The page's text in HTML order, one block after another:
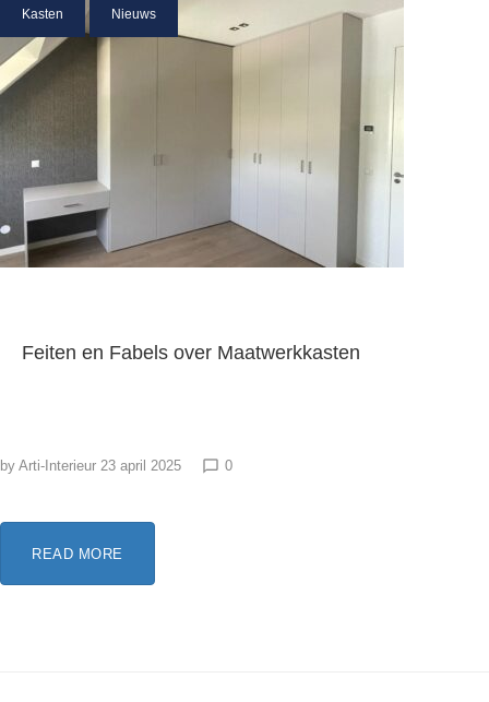
Kasten Nieuws
Feiten en Fabels over Maatwerkkasten
by Arti-Interieur 23 april 2025 chat_bubble_outline 0
READ MORE